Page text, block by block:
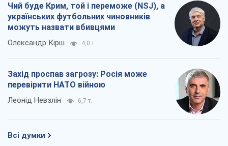
Чий буде Крим, той і переможе (NSJ), а
українських футбольних чиновників
можуть назвати вбивцями
Олександр Кірш 4,0 т.
Захід проспав загрозу: Росія може
перевірити НАТО війною
Леонід Невзлін 6,7 т.
Всі думки